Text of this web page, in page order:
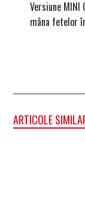
Versiune
mâna fetelor
ARTICOLE